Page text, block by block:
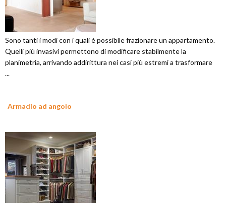
Sono tanti i modi con i quali è possibile frazionare un appartamento.
Quelli più invasivi permettono di modificare stabilmente la
planimetria, arrivando addirittura nei casi più estremi a trasformare
...
Armadio ad angolo